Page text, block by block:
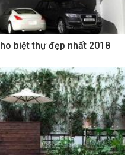
biệt thự đẹp nhất 2018